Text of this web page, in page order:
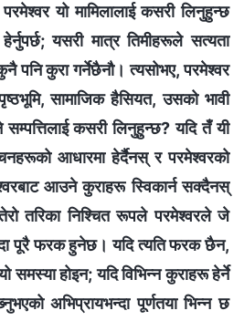
यो मामिलालाई कसरी लिनुहुन्छ
यसरी मात्र तिमीहरूले सत्यता
पनि कुरा गर्नेछैनौ। त्यसोभए, परमेश्‍वर
सामाजिक हैसियत, उसको भावी
कसरी लिनुहुन्छ? यदि तँ यी
आधारमा हेर्दैनस् र परमेश्‍वरको
आउने कुराहरू स्विकार्न सक्दैनस्
तरिका निश्‍चित रूपले परमेश्‍वरले जे
पूरै फरक हुनेछ। यदि त्यति फरक छैन,
समस्या होइन; यदि विभिन्‍न कुराहरू हेर्ने
अभिप्रायभन्दा पूर्णतया भिन्न छ